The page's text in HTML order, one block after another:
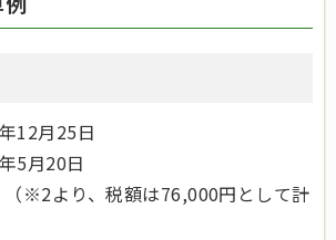
12月25日
5月20日
※2より、税額は76,000円として計